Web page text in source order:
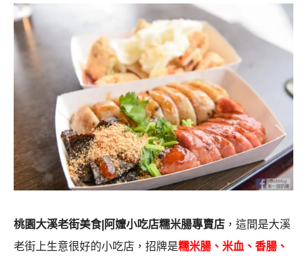
桃園大溪老街美食|阿嬤小吃店糯米腸專賣店 ，這間是大溪
老街上生意很好的小吃店，招牌是糯米腸、米血、香腸、